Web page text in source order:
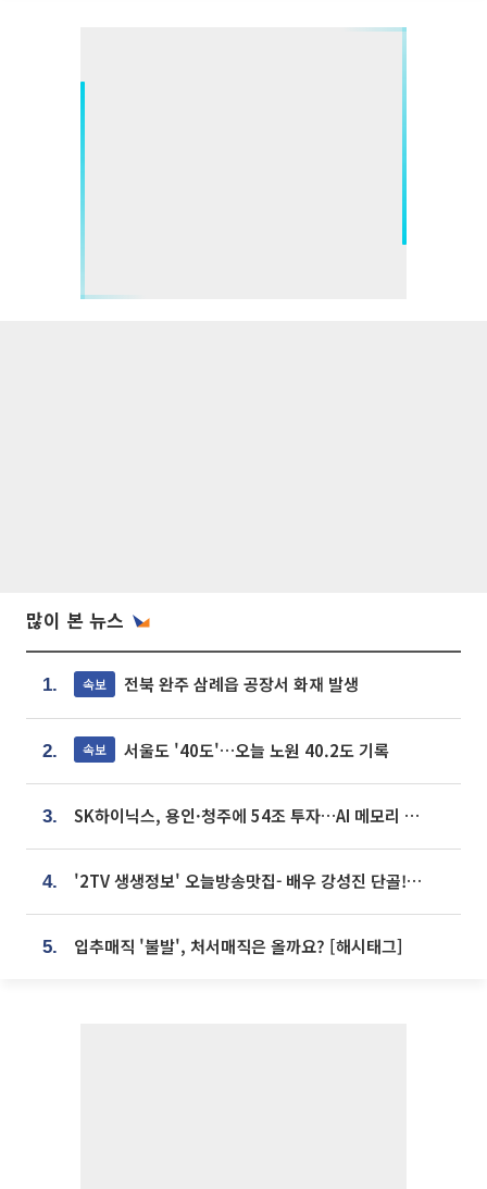
많이 본 뉴스
1. 속보 전북 완주 삼례읍 공장서 화재 발생
2. 속보 서울도 '40도'…오늘 노원 40.2도 기록
3. SK하이닉스, 용인·청주에 54조 투자…AI 메모리 생산기지 키운다
4. '2TV 생생정보' 오늘방송맛집- 배우 강성진 단골! 쌀국수ㆍ푸팟퐁 커리 맛집 '블○○○'
5. 입추매직 '불발', 처서매직은 올까요? [해시태그]